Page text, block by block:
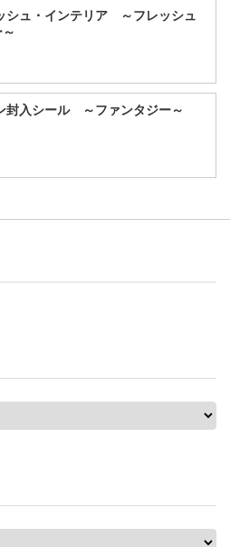
ュ・インテリア ～フレッシュ
入シール ～ファンタジー～